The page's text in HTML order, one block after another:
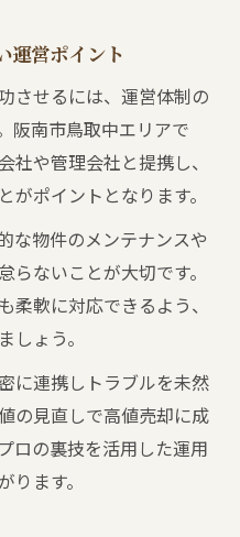
運営ポイント
させるには、運営体制の
阪南市鳥取中エリアで
社や管理会社と提携し、
ポイントとなります。
な物件のメンテナンスや
ないことが大切です。
柔軟に対応できるよう、
しょう。
に連携しトラブルを未然
の見直しで高値売却に成
ロの裏技を活用した運用
ます。